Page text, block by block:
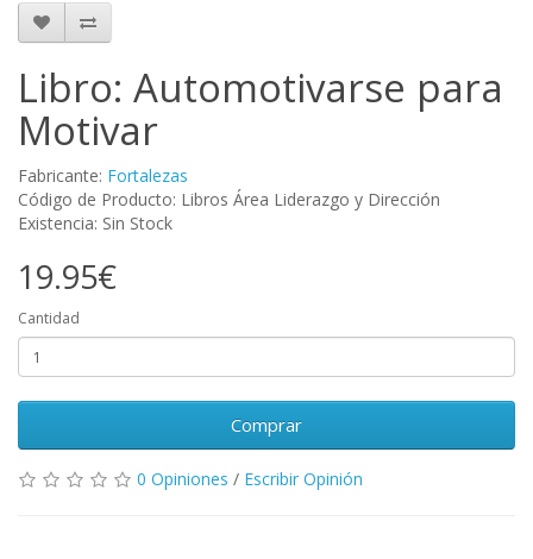
Libro: Automotivarse para
Motivar
Fabricante: Fortalezas
Código de Producto: Libros Área Liderazgo y Dirección
Existencia: Sin Stock
19.95€
Cantidad
Comprar
0 Opiniones / Escribir Opinión